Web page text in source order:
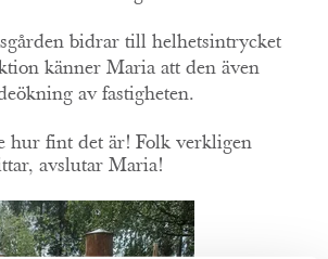
bidrar till helhetsintrycket
känner Maria att den även
av fastigheten.
hur fint det är! Folk verkligen
avslutar Maria!